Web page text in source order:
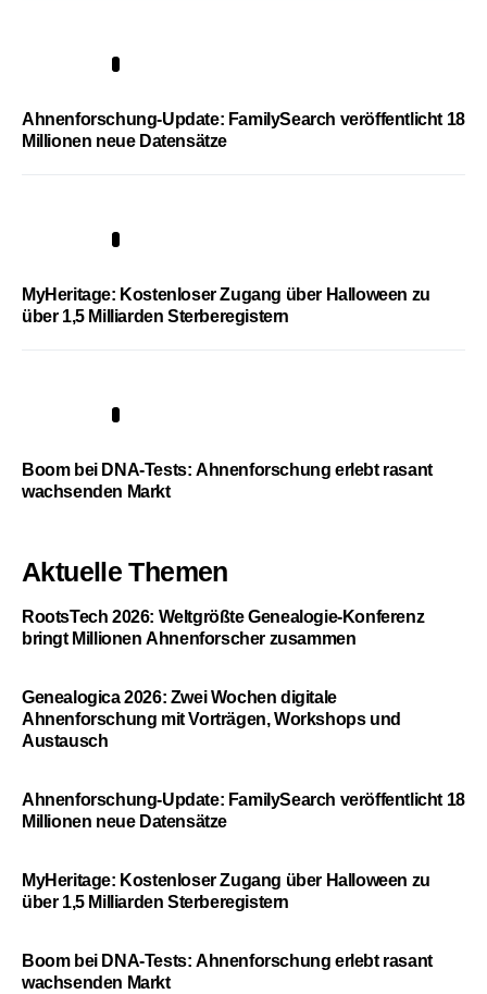
Ahnenforschung-Update: FamilySearch veröffentlicht 18
Millionen neue Datensätze
MyHeritage: Kostenloser Zugang über Halloween zu
über 1,5 Milliarden Sterberegistern
Boom bei DNA-Tests: Ahnenforschung erlebt rasant
wachsenden Markt
Aktuelle Themen
RootsTech 2026: Weltgrößte Genealogie-Konferenz
bringt Millionen Ahnenforscher zusammen
Genealogica 2026: Zwei Wochen digitale
Ahnenforschung mit Vorträgen, Workshops und
Austausch
Ahnenforschung-Update: FamilySearch veröffentlicht 18
Millionen neue Datensätze
MyHeritage: Kostenloser Zugang über Halloween zu
über 1,5 Milliarden Sterberegistern
Boom bei DNA-Tests: Ahnenforschung erlebt rasant
wachsenden Markt